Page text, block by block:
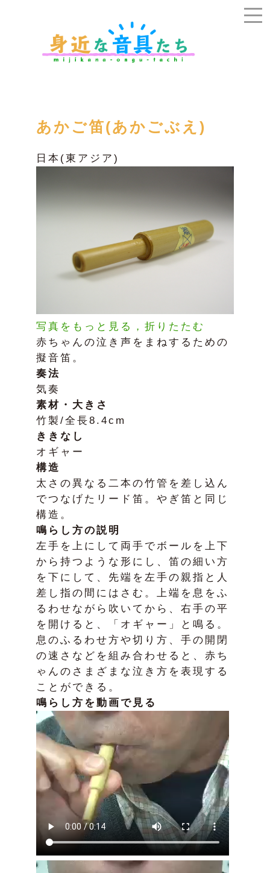
あかご笛(あかごぶえ)
日本(東アジア)
写真をもっと見る，折りたたむ
赤ちゃんの泣き声をまねするための
擬音笛。
奏法
気奏
素材・大きさ
竹製/全長8.4cm
ききなし
オギャー
構造
太さの異なる二本の竹管を差し込ん
でつなげたリード笛。やぎ笛と同じ
構造。
鳴らし方の説明
左手を上にして両手でボールを上下
から持つような形にし、笛の細い方
を下にして、先端を左手の親指と人
差し指の間にはさむ。上端を息をふ
るわせながら吹いてから、右手の平
を開けると、「オギャー」と鳴る。
息のふるわせ方や切り方、手の開閉
の速さなどを組み合わせると、赤ち
ゃんのさまざまな泣き方を表現する
ことができる。
鳴らし方を動画で見る